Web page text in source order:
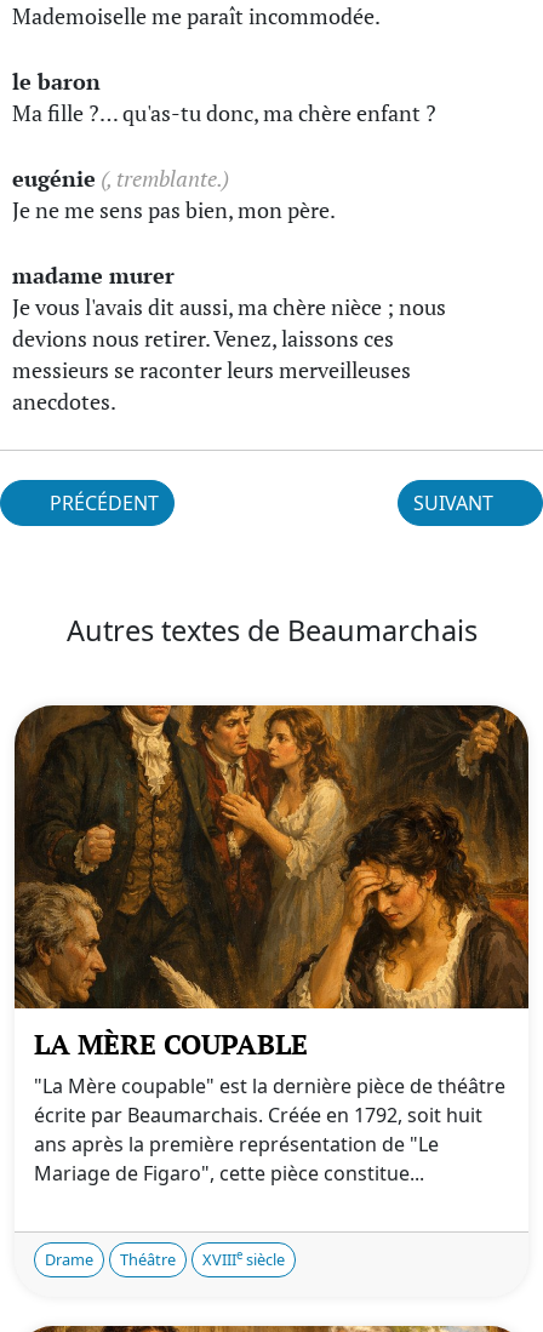
Mademoiselle me paraît incommodée.
le baron
Ma fille ?… qu'as-tu donc, ma chère enfant ?
eugénie (, tremblante.)
Je ne me sens pas bien, mon père.
madame murer
Je vous l'avais dit aussi, ma chère nièce ; nous
devions nous retirer. Venez, laissons ces
messieurs se raconter leurs merveilleuses
anecdotes.
PRÉCÉDENT SUIVANT
Autres textes de Beaumarchais
LA MÈRE COUPABLE
"La Mère coupable" est la dernière pièce de théâtre
écrite par Beaumarchais. Créée en 1792, soit huit
ans après la première représentation de "Le
Mariage de Figaro", cette pièce constitue...
Drame Théâtre XVIIIe siècle